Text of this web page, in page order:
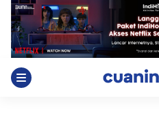
Skip
content